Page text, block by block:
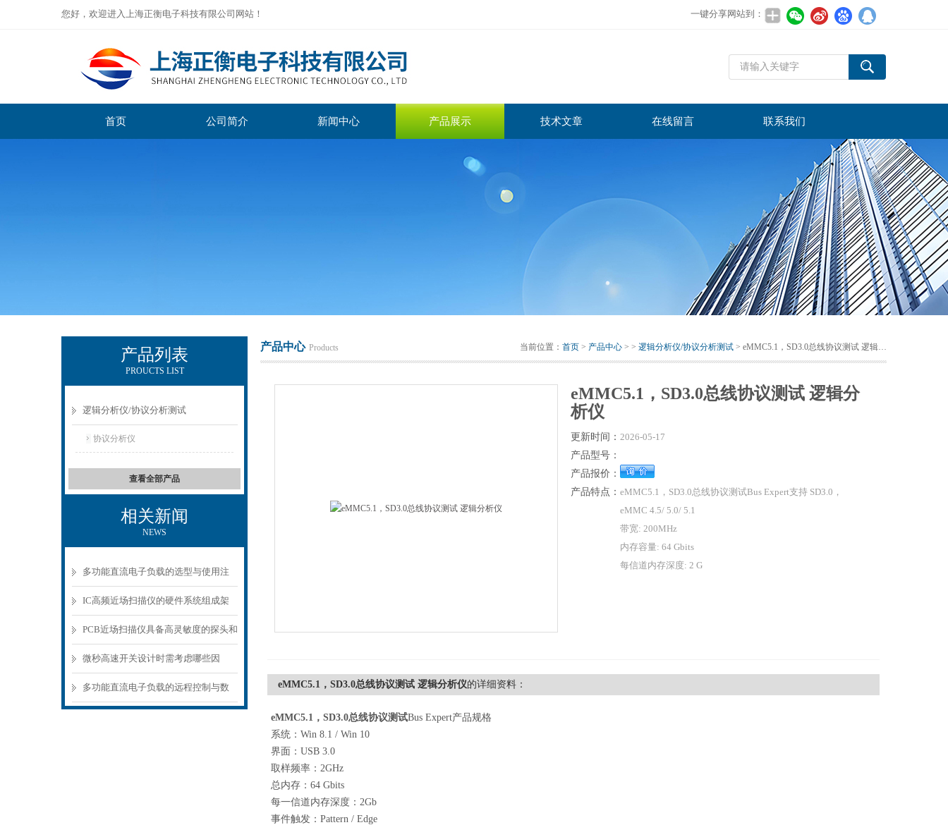
您好，欢迎进入上海正衡电子科技有限公司网站！ 一键分享网站到：
首页 公司简介 新闻中心 产品展示 技术文章 在线留言 联系我们
产品列表
PROUCTS LIST
逻辑分析仪/协议分析测试
协议分析仪
查看全部产品
相关新闻
NEWS
多功能直流电子负载的选型与使用注
意事项
IC高频近场扫描仪的硬件系统组成架
构分析
PCB近场扫描仪具备高灵敏度的探头和
精密的扫描机构
微秒高速开关设计时需考虑哪些因
素？
多功能直流电子负载的远程控制与数
产品中心 Products 当前位置： 首页 > 产品中心 > > 逻辑分析仪/协议分析测试 > eMMC5.1，SD3.0总线协议测试 逻辑分析仪
eMMC5.1，SD3.0总线协议测试 逻辑分
析仪
更新时间： 2026-05-17
产品型号：
产品报价：
产品特点： eMMC5.1，SD3.0总线协议测试Bus Expert支持 SD3.0，
eMMC 4.5/ 5.0/ 5.1
带宽: 200MHz
内存容量: 64 Gbits
每信道内存深度: 2 G
eMMC5.1，SD3.0总线协议测试 逻辑分析仪的详细资料：
eMMC5.1，SD3.0总线协议测试Bus Expert产品规格
系统：Win 8.1 / Win 10
界面：USB 3.0
取样频率：2GHz
总内存：64 Gbits
每一信道内存深度：2Gb
事件触发：Pattern / Edge